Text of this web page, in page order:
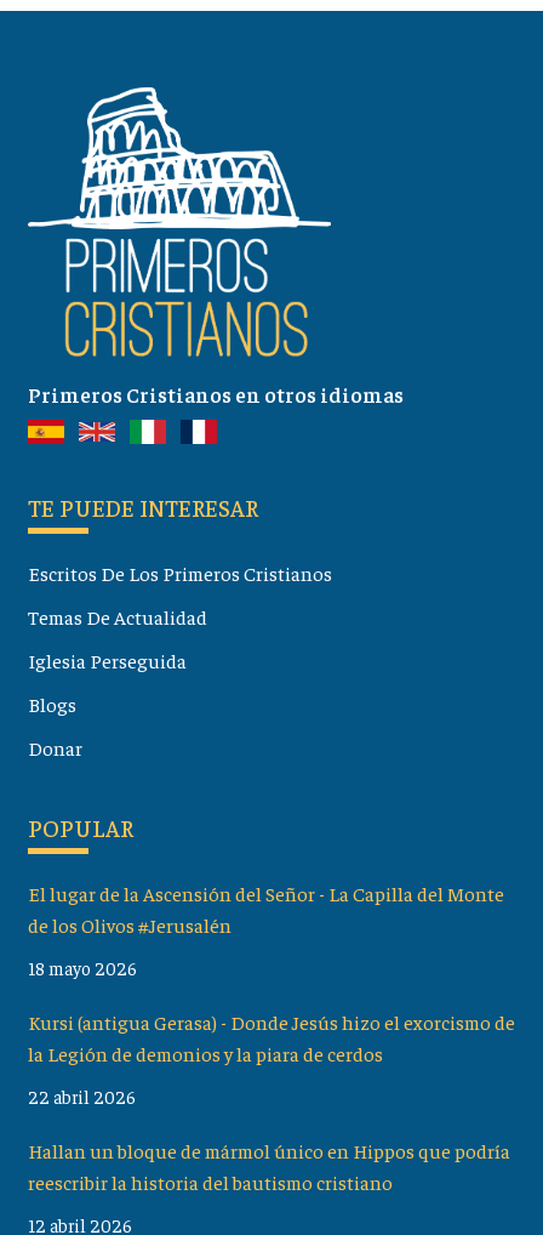
Primeros Cristianos en otros idiomas
TE PUEDE INTERESAR
Escritos De Los Primeros Cristianos
Temas De Actualidad
Iglesia Perseguida
Blogs
Donar
POPULAR
El lugar de la Ascensión del Señor - La Capilla del Monte
de los Olivos #Jerusalén
18 mayo 2026
Kursi (antigua Gerasa) - Donde Jesús hizo el exorcismo de
la Legión de demonios y la piara de cerdos
22 abril 2026
Hallan un bloque de mármol único en Hippos que podría
reescribir la historia del bautismo cristiano
12 abril 2026